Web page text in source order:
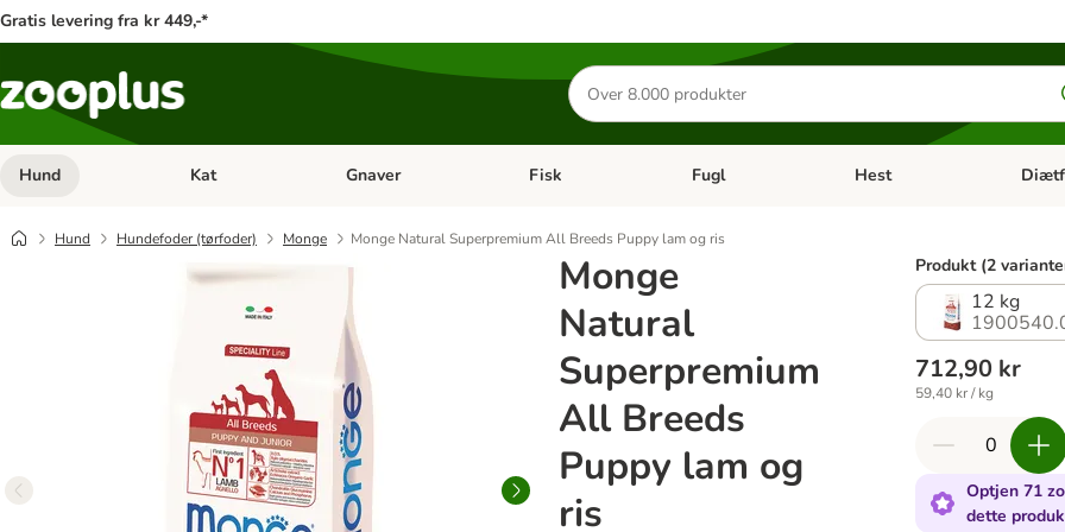
Gratis levering fra kr 449,-*
Søg
efter
produkter
Hund Åben kategori menu: Hund
Kat Åben kategori menu: Kat
Gnaver Åben kategori menu: Gnaver
Fisk Åben kategori menu: Fisk
Fugl Åben kategori menu: Fugl
Hest Åben
Hund Hundefoder (tørfoder) Monge Monge Natural Superpremium All Breeds Puppy lam og ris
Monge
Natural
Superpremium
All Breeds
Puppy lam og
ris
Produkt (2
12 kg
712,90 kr
59,40 kr / kg
Optjen 71
dette